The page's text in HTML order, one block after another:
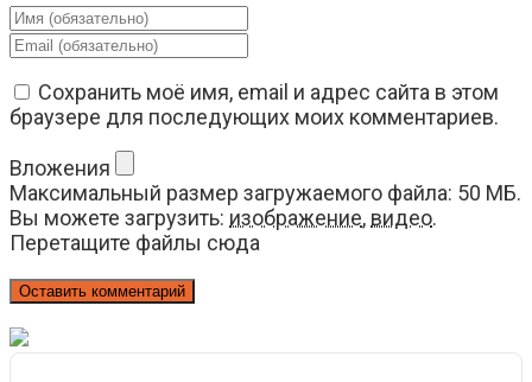
Введите
свое
имя
или
имя
чтобы
прокомментировать
Введите
свой
email-
адрес,
прокомментировать
Сохранить моё имя, email и адрес сайта в этом
браузере для последующих моих комментариев.
Вложения
Максимальный размер загружаемого файла: 50 МБ.
Вы можете загрузить: изображение, видео.
Перетащите файлы сюда